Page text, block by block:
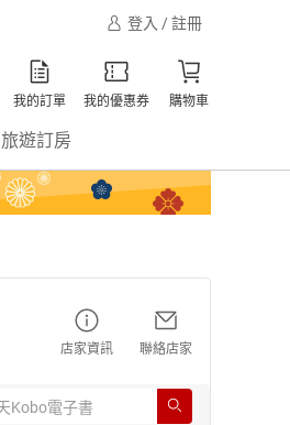
登入 / 註冊
我的訂單 我的優惠券 購物車
旅遊訂房
店家資訊 聯絡店家